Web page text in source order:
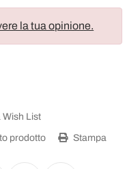
la tua opinione.
List
prodotto Stampa